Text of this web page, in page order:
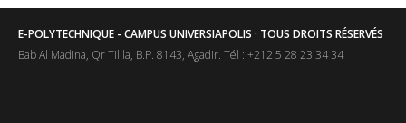
E-POLYTECHNIQUE - CAMPUS UNIVERSIAPOLIS · TOUS DROITS RÉSERVÉS
Bab Al Madina, Qr Tilila, B.P. 8143, Agadir. Tél : +212 5 28 23 34 34